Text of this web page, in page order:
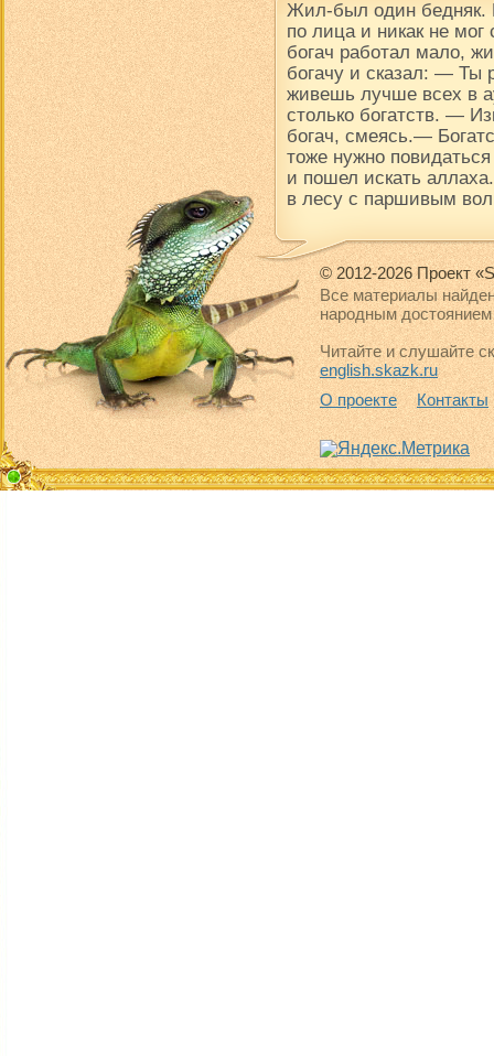
Жил-был один бедняк.
по лица и никак не
богач работал мало,
богачу и сказал: — Ты
живешь лучше всех в
столько богатств. —
богач, смеясь.—
тоже нужно
и пошел искать
в лесу с паршивым
© 2012-2026 Проект
Все материалы
народным достоянием
Читайте и слушайте
english.skazk.ru
О проекте
Контакты